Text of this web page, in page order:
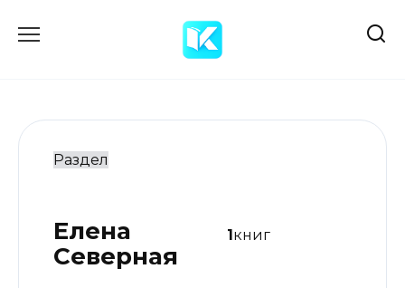
Раздел
Елена
Северная
1книг